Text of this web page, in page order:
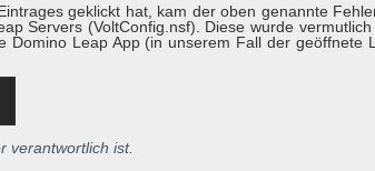
geklickt hat, kam der oben genannte
Servers (VoltConfig.nsf). Diese wurde
Leap App (in unserem Fall der geöffnete
verantwortlich ist.